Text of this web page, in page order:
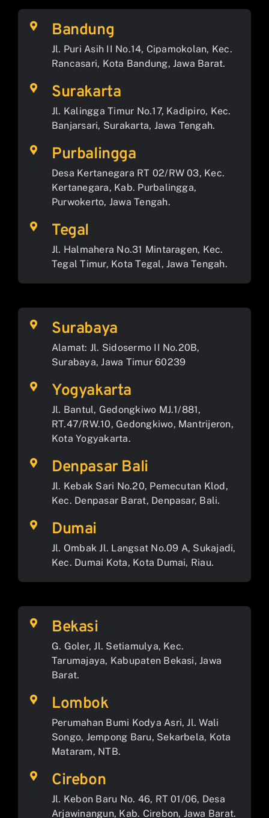
Bandung
Jl. Puri Asih II No.14, Cipamokolan, Kec.
Rancasari, Kota Bandung, Jawa Barat.
Surakarta
Jl. Kalingga Timur No.17, Kadipiro, Kec.
Banjarsari, Surakarta, Jawa Tengah.
Purbalingga
Desa Kertanegara RT 02/RW 03, Kec.
Kertanegara, Kab. Purbalingga,
Purwokerto, Jawa Tengah.
Tegal
Jl. Halmahera No.31 Mintaragen, Kec.
Tegal Timur, Kota Tegal, Jawa Tengah.
Surabaya
Alamat: Jl. Sidosermo II No.20B,
Surabaya, Jawa Timur 60239
Yogyakarta
Jl. Bantul, Gedongkiwo MJ.1/881,
RT.47/RW.10, Gedongkiwo, Mantrijeron,
Kota Yogyakarta.
Denpasar Bali
Jl. Kebak Sari No.20, Pemecutan Klod,
Kec. Denpasar Barat, Denpasar, Bali.
Dumai
Jl. Ombak Jl. Langsat No.09 A, Sukajadi,
Kec. Dumai Kota, Kota Dumai, Riau.
Bekasi
G. Goler, Jl. Setiamulya, Kec.
Tarumajaya, Kabupaten Bekasi, Jawa
Barat.
Lombok
Perumahan Bumi Kodya Asri, Jl. Wali
Songo, Jempong Baru, Sekarbela, Kota
Mataram, NTB.
Cirebon
Jl. Kebon Baru No. 46, RT 01/06, Desa
Arjawinangun, Kab. Cirebon, Jawa Barat.